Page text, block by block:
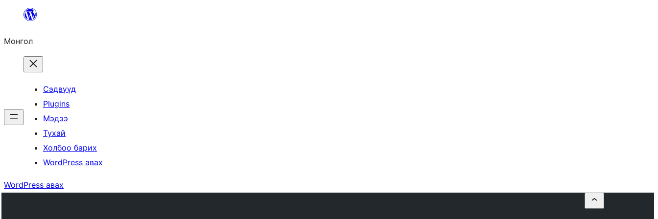
Агуулга
алгасах
Монгол
Сэдвүүд
Plugins
Мэдээ
Тухай
Холбоо барих
WordPress авах
WordPress авах